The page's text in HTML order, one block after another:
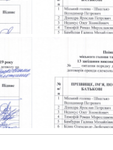
golos-
golos-